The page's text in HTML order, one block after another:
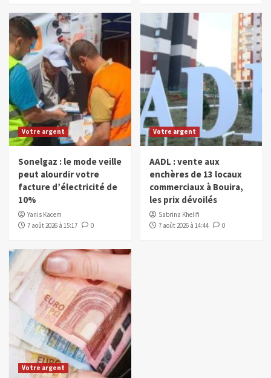
Votre argent
Sonelgaz : le mode veille
peut alourdir votre
facture d’électricité de
10%
Yanis Kacem
7 août 2026 à 15:17
0
Votre argent
AADL : vente aux
enchères de 13 locaux
commerciaux à Bouira,
les prix dévoilés
Sabrina Khelifi
7 août 2026 à 14:44
0
Votre argent